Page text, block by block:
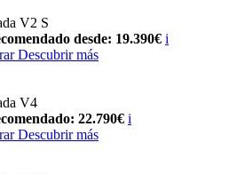
V2 S
desde: 19.390€ i
Descubrir más
V4
22.790€ i
Descubrir más